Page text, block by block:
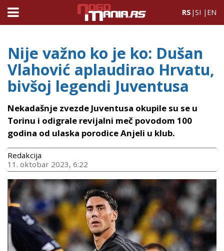
RS |SI | EN
Nije važno ko je ko: Dušan
Vlahović aplaudirao Hrvatu,
bivšoj legendi Juventusa
Nekadašnje zvezde Juventusa okupile su se u
Torinu i odigrale revijalni meč povodom 100
godina od ulaska porodice Anjeli u klub.
Redakcija
11. oktobar 2023, 6:22